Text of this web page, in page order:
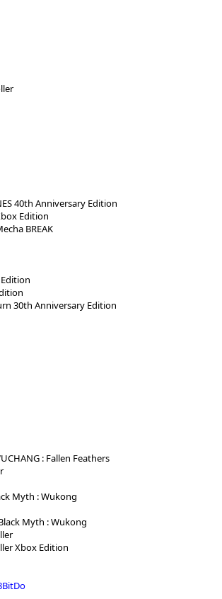
40th Anniversary Edition
Edition
BREAK
30th Anniversary Edition
: Fallen Feathers
Myth : Wukong
Myth : Wukong
Xbox Edition